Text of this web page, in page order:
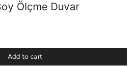
Ölçme Duvar
Add to cart